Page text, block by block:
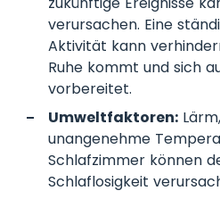
verursachen. Eine
Aktivität kann
Ruhe kommt und sich
vorbereitet.
Umweltfaktoren:
unangenehme
Schlafzimmer können
Schlaflosigkeit